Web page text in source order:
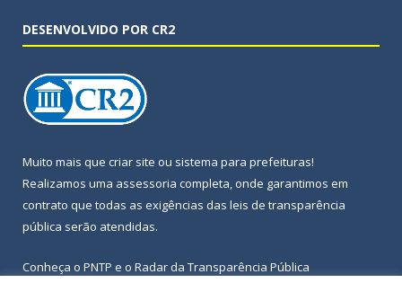
DESENVOLVIDO POR CR2
Muito mais que criar site ou sistema para prefeituras!
Realizamos uma assessoria completa, onde garantimos em
contrato que todas as exigências das leis de transparência
pública serão atendidas.
Conheça o PNTP e o Radar da Transparência Pública